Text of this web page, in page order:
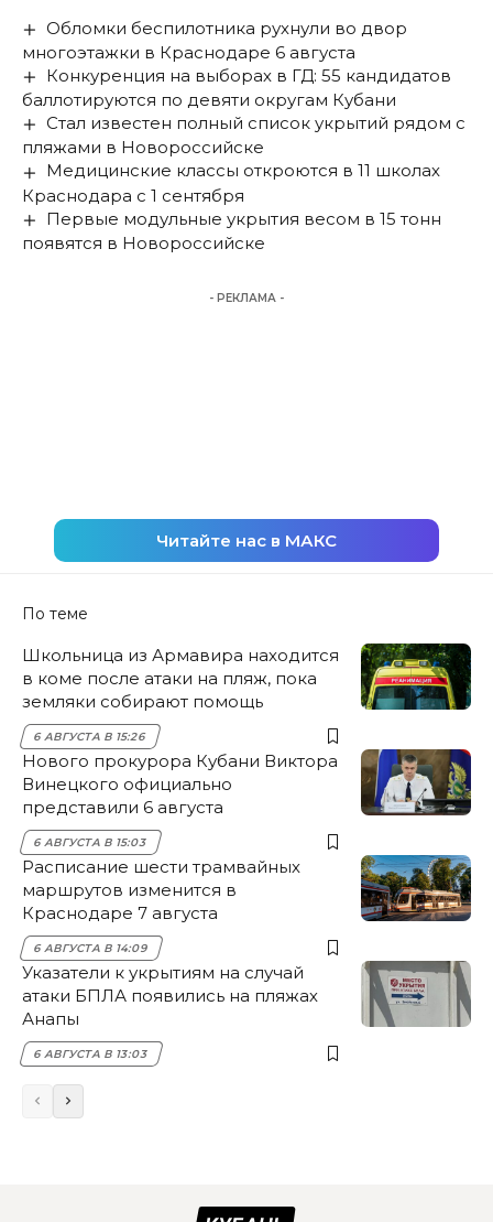
Обломки беспилотника рухнули во двор
многоэтажки в Краснодаре 6 августа
Конкуренция на выборах в ГД: 55 кандидатов
баллотируются по девяти округам Кубани
Стал известен полный список укрытий рядом с
пляжами в Новороссийске
Медицинские классы откроются в 11 школах
Краснодара с 1 сентября
Первые модульные укрытия весом в 15 тонн
появятся в Новороссийске
- РЕКЛАМА -
Читайте нас в МАКС
По теме
Школьница из Армавира находится
в коме после атаки на пляж, пока
земляки собирают помощь
6 АВГУСТА В 15:26
Нового прокурора Кубани Виктора
Винецкого официально
представили 6 августа
6 АВГУСТА В 15:03
Расписание шести трамвайных
маршрутов изменится в
Краснодаре 7 августа
6 АВГУСТА В 14:09
Указатели к укрытиям на случай
атаки БПЛА появились на пляжах
Анапы
6 АВГУСТА В 13:03